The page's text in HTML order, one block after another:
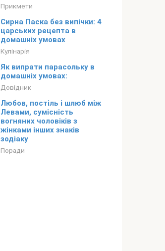
Прикмети
Сирна Паска без випічки: 4
царських рецепта в
домашніх умовах
Кулінарія
Як випрати парасольку в
домашніх умовах:
Довідник
Любов, постіль і шлюб між
Левами, сумісність
вогняних чоловіків з
жінками інших знаків
зодіаку
Поради